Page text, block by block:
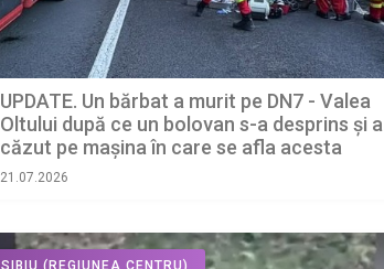
UPDATE. Un bărbat a murit pe DN7 - Valea
Oltului după ce un bolovan s-a desprins și a
căzut pe mașina în care se afla acesta
21.07.2026